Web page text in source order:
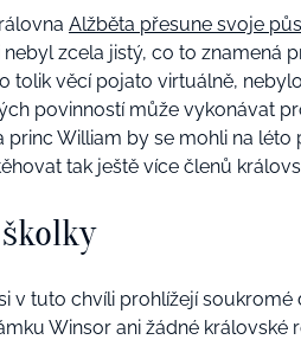
Alžběta přesune svoje
zcela jistý, co to znamená
tolik věcí pojato virtuálně,
povinností může vykonávat
William by se mohli na léto
tak ještě více členů
v tuto chvíli prohlížejí
Winsor ani žádné královské